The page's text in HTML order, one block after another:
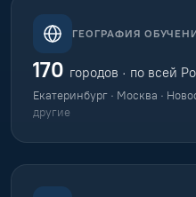
ГЕОГРАФИЯ
170 городов · по всей
Екатеринбург · Москва ·
другие